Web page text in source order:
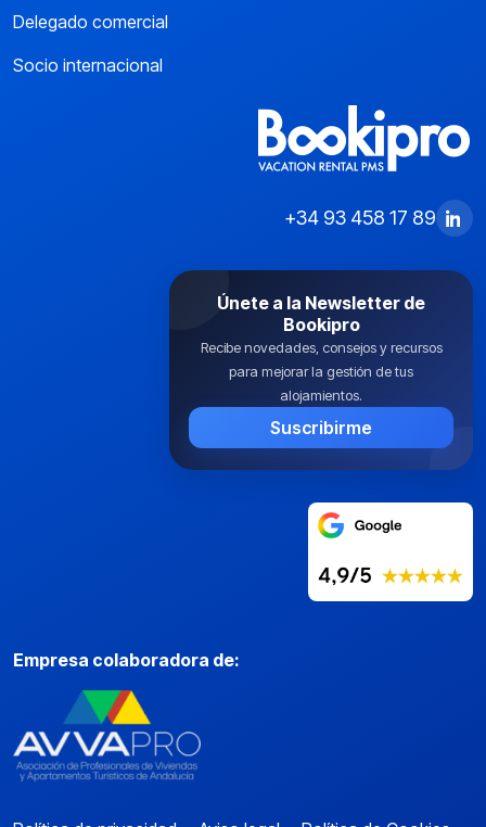
Delegado comercial
Socio internacional
+34 93 458 17 89
Suscribirme
Únete a la Newsletter de
Bookipro
Recibe novedades, consejos y recursos
para mejorar la gestión de tus
alojamientos.
Empresa colaboradora de: